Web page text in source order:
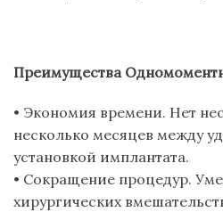
Преимущества
• Экономия времени. Нет
несколько месяцев между
установкой имплантата.
• Сокращение процедур.
хирургических